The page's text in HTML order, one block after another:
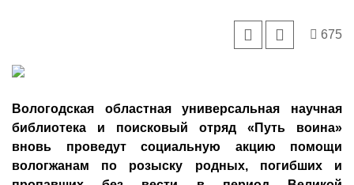
675
Вологодская областная универсальная научная
библиотека и поисковый отряд «Путь воина»
вновь проведут социальную акцию помощи
вологжанам по розыску родных, погибших и